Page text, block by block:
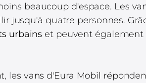
beaucoup d'espace. Les
jusqu'à quatre personnes.
urbains et peuvent également
les vans d'Eura Mobil